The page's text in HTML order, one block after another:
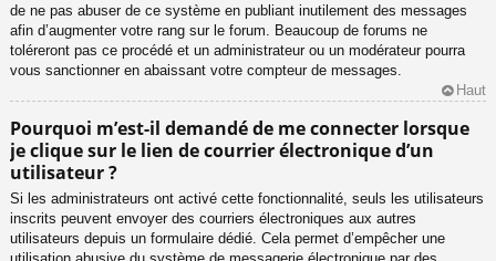
de ne pas abuser de ce système en publiant inutilement des messages
afin d’augmenter votre rang sur le forum. Beaucoup de forums ne
toléreront pas ce procédé et un administrateur ou un modérateur pourra
vous sanctionner en abaissant votre compteur de messages.
Haut
Pourquoi m’est-il demandé de me connecter lorsque
je clique sur le lien de courrier électronique d’un
utilisateur ?
Si les administrateurs ont activé cette fonctionnalité, seuls les utilisateurs
inscrits peuvent envoyer des courriers électroniques aux autres
utilisateurs depuis un formulaire dédié. Cela permet d’empêcher une